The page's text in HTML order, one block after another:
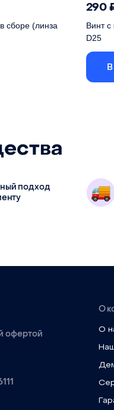
тубуса: с
сборе (линза
290
Винт с
D25
подход
офертой
О
О